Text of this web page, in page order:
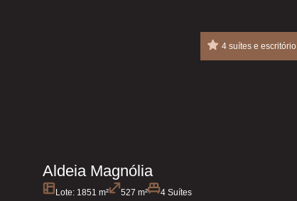
4 suítes e escritório
Aldeia Magnólia
Lote: 1851 m² 527 m² 4 Suítes